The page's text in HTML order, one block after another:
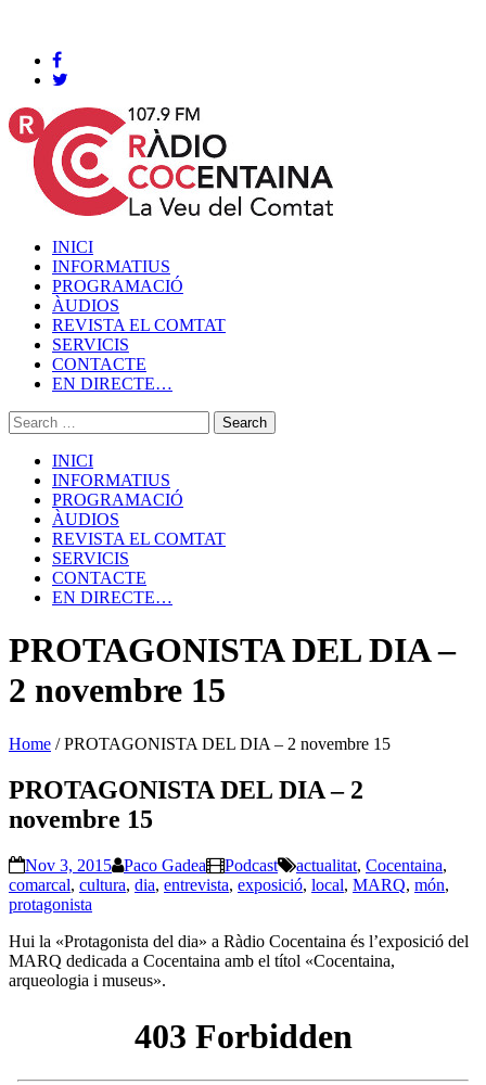
INICI
INFORMATIUS
PROGRAMACIÓ
ÀUDIOS
REVISTA EL COMTAT
SERVICIS
CONTACTE
EN DIRECTE…
INICI
INFORMATIUS
PROGRAMACIÓ
ÀUDIOS
REVISTA EL COMTAT
SERVICIS
CONTACTE
EN DIRECTE…
PROTAGONISTA DEL DIA –
2 novembre 15
Home /PROTAGONISTA DEL DIA – 2 novembre 15
PROTAGONISTA DEL DIA – 2
novembre 15
Nov 3, 2015 Paco Gadea Podcast actualitat, Cocentaina,
comarcal, cultura, dia, entrevista, exposició, local, MARQ, món,
protagonista
Hui la «Protagonista del dia» a Ràdio Cocentaina és l’exposició del
MARQ dedicada a Cocentaina amb el títol «Cocentaina,
arqueologia i museus».